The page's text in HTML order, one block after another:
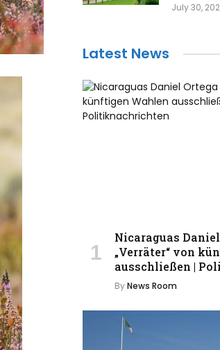
July 30,
Latest News
Nicaraguas
„Verräter“ von
ausschließen |
ByNews Room